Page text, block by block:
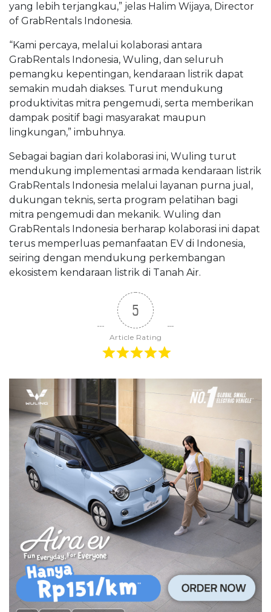
yang lebih terjangkau,” jelas Halim Wijaya, Director
of GrabRentals Indonesia.
“Kami percaya, melalui kolaborasi antara
GrabRentals Indonesia, Wuling, dan seluruh
pemangku kepentingan, kendaraan listrik dapat
semakin mudah diakses. Turut mendukung
produktivitas mitra pengemudi, serta memberikan
dampak positif bagi masyarakat maupun
lingkungan,” imbuhnya.
Sebagai bagian dari kolaborasi ini, Wuling turut
mendukung implementasi armada kendaraan listrik
GrabRentals Indonesia melalui layanan purna jual,
dukungan teknis, serta program pelatihan bagi
mitra pengemudi dan mekanik. Wuling dan
GrabRentals Indonesia berharap kolaborasi ini dapat
terus memperluas pemanfaatan EV di Indonesia,
seiring dengan mendukung perkembangan
ekosistem kendaraan listrik di Tanah Air.
5
Article Rating